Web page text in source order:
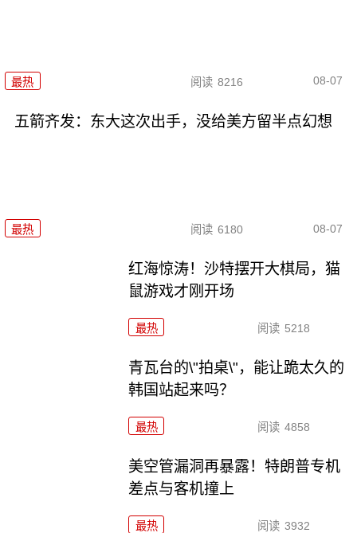
最热 阅读 8216 08-07
五箭齐发：东大这次出手，没给美方留半点幻想
最热 阅读 6180 08-07
红海惊涛！沙特摆开大棋局，猫
鼠游戏才刚开场
最热 阅读 5218
青瓦台的\"拍桌\"，能让跪太久的
韩国站起来吗？
最热 阅读 4858
美空管漏洞再暴露！特朗普专机
差点与客机撞上
最热 阅读 3932